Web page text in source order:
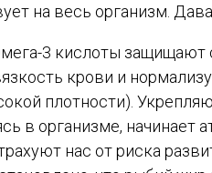
на весь организм.
3 кислоты защищают
крови и
плотности).
в организме, начинает
нас от риска